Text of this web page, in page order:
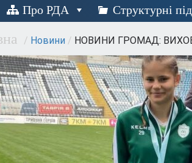
Про РДА Структурні
/ Новини / НОВИНИ ГРОМАД: